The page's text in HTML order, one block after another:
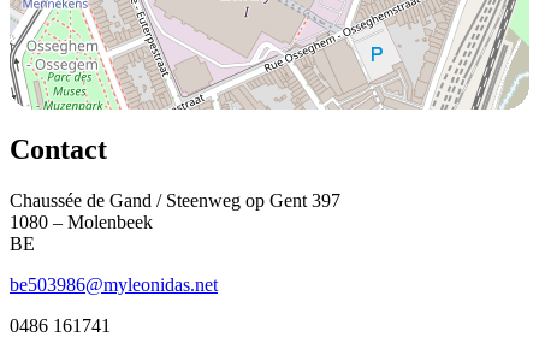
Contact
Chaussée de Gand / Steenweg op Gent 397
1080 – Molenbeek
BE
be503986@myleonidas.net
0486 161741